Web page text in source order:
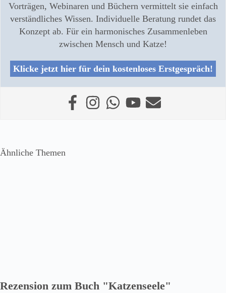
Vorträgen, Webinaren und Büchern vermittelt sie einfach
verständliches Wissen. Individuelle Beratung rundet das
Konzept ab. Für ein harmonisches Zusammenleben
zwischen Mensch und Katze!
Klicke jetzt hier für dein kostenloses Erstgespräch!
Ähnliche Themen
Rezension zum Buch "Katzenseele"